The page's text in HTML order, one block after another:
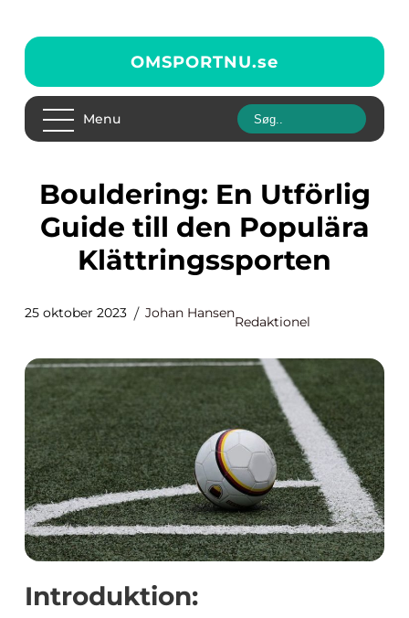
OMSPORTNU.se
Menu
Bouldering: En Utförlig
Guide till den Populära
Klättringssporten
25 oktober 2023 Johan Hansen
Redaktionel
Introduktion: